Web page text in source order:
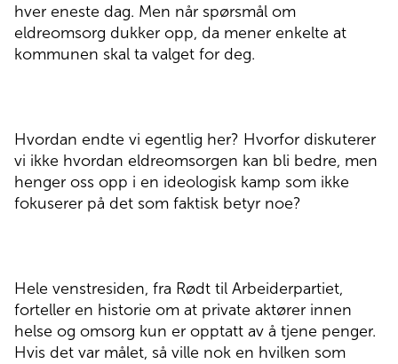
hver eneste dag. Men når spørsmål om
eldreomsorg dukker opp, da mener enkelte at
kommunen skal ta valget for deg.
Hvordan endte vi egentlig her? Hvorfor diskuterer
vi ikke hvordan eldreomsorgen kan bli bedre, men
henger oss opp i en ideologisk kamp som ikke
fokuserer på det som faktisk betyr noe?
Hele venstresiden, fra Rødt til Arbeiderpartiet,
forteller en historie om at private aktører innen
helse og omsorg kun er opptatt av å tjene penger.
Hvis det var målet, så ville nok en hvilken som